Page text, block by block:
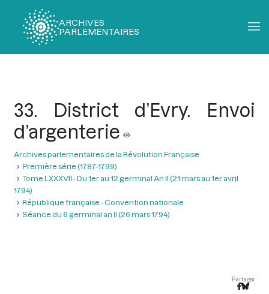
ARCHIVES
PARLEMENTAIRES
33. District d’Evry. Envoi
d’argenterie
Archives parlementaires de la Révolution Française
Première série (1787-1799)
Tome LXXXVII - Du 1er au 12 germinal An II (21 mars au 1er avril
1794)
République française - Convention nationale
Séance du 6 germinal an II (26 mars 1794)
Partager